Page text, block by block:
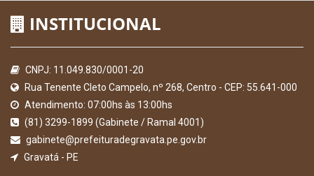
INSTITUCIONAL
CNPJ: 11.049.830/0001-20
Rua Tenente Cleto Campelo, nº 268, Centro - CEP: 55.641-000
Atendimento: 07:00hs às 13:00hs
(81) 3299-1899 (Gabinete / Ramal 4001)
gabinete@prefeituradegravata.pe.gov.br
Gravatá - PE